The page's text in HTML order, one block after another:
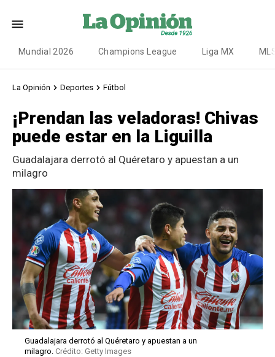
Mundial 2026 Champions League Liga MX
La Opinión Deportes Fútbol
¡Prendan las veladoras! Chivas
puede estar en la Liguilla
Guadalajara derrotó al Quéretaro y apuestan a un
milagro
Guadalajara derrotó al Quéretaro y apuestan a un
milagro. Crédito: Getty Images